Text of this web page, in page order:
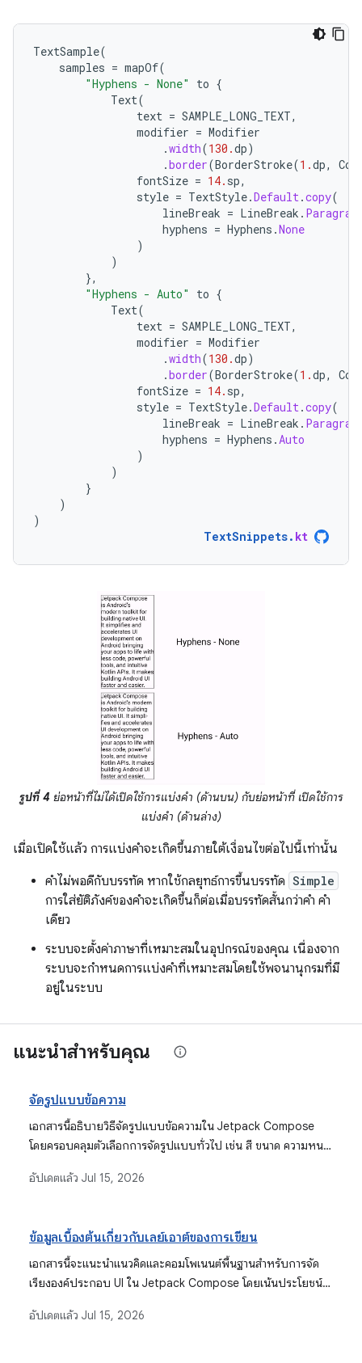
TextSample(
samples = mapOf(
"Hyphens - None"
to {
Text(
text = SAMPLE_LONG_TEXT,
modifier = Modifier
.width(130.dp)
.border(BorderStroke(1.dp,
fontSize = 14. sp,
style = TextStyle.Default .copy(
lineBreak = LineBreak .
hyphens = Hyphens .None
)
)
},
"Hyphens - Auto"
to {
Text(
text = SAMPLE_LONG_TEXT,
modifier = Modifier
.width(130.dp)
.border(BorderStroke(1.dp,
fontSize = 14. sp,
style = TextStyle.Default .copy(
lineBreak = LineBreak .
hyphens = Hyphens . Auto
)
)
}
)
)
TextSnippets. kt
รูปที่ 4 ย่อหน้าที่ไม่ได้เปิดใช้การแบ่งคำ (ด้านบน) กับย่อหน้าที่ เปิดใช้การ
แบ่งคำ (ด้านล่าง)
เมื่อเปิดใช้แล้ว การแบ่งคำจะเกิดขึ้นภายใต้เงื่อนไขต่อไปนี้เท่านั้น
คำไม่พอดีกับบรรทัด หากใช้กลยุทธ์การขึ้นบรรทัด Simple
การใส่ยัติภังค์ของคำจะเกิดขึ้นก็ต่อเมื่อบรรทัดสั้นกว่าคำ คำ
เดียว
ระบบจะตั้งค่าภาษาที่เหมาะสมในอุปกรณ์ของคุณ เนื่องจาก
ระบบจะกำหนดการแบ่งคำที่เหมาะสมโดยใช้พจนานุกรมที่มี
อยู่ในระบบ
แนะนำสำหรับคุณ
จัดรูปแบบข้อความ
เอกสารนี้อธิบายวิธีจัดรูปแบบข้อความใน Jetpack Compose
โดยครอบคลุมตัวเลือกการจัดรูปแบบทั่วไป เช่น สี ขนาด ความหนา
AnnotatedString, Brush API สำหรับการไล่ระดับสี และตัวแก้ไข
อัปเดตแล้ว Jul 15, 2026
ข้อมูลเบื้องต้นเกี่ยวกับเลย์เอาต์ของการเขียน
เอกสารนี้จะแนะนําแนวคิดและคอมโพเนนต์พื้นฐานสําหรับการจัด
เรียงองค์ประกอบ UI ใน Jetpack Compose โดยเน้นประโยชน์
เอง
อัปเดตแล้ว Jul 15, 2026